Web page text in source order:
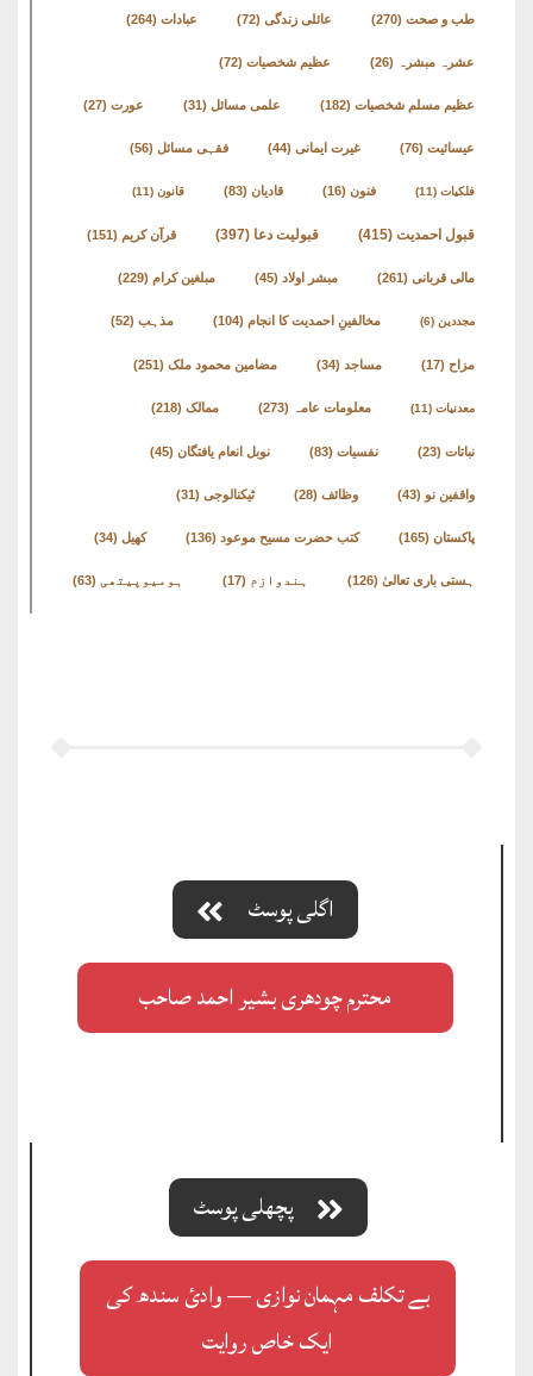
طب و صحت (270) عائلی زندگی (72) عبادات (264)
عشرہ مبشرہ (26) عظیم شخصیات (72)
عظیم مسلم شخصیات (182) علمی مسائل (31) عورت (27)
عیسائیت (76) غیرت ایمانی (44) فقہی مسائل (56)
فلکیات (11) فنون (16) قادیان (83) قانون (11)
قبول احمدیت (415) قبولیت دعا (397) قرآن کریم (151)
مالی قربانی (261) مبشر اولاد (45) مبلغین کرام (229)
مجددین (6) مخالفینِ احمدیت کا انجام (104) مذہب (52)
مزاح (17) مساجد (34) مضامین محمود ملک (251)
معدنیات (11) معلومات عامہ (273) ممالک (218)
نباتات (23) نفسیات (83) نوبل انعام یافتگان (45)
واقفین نو (43) وظائف (28) ٹیکنالوجی (31)
پاکستان (165) کتب حضرت مسیح موعود (136) کھیل (34)
ہستی باری تعالیٰ (126) ہندوازم (17) ہومیوپیتھی (63)
اگلی پوسٹ
محترم چودھری بشیر احمد صاحب
پچھلی پوسٹ
بے تکلف مہمان نوازی — وادیٔ سندھ کی
ایک خاص روایت